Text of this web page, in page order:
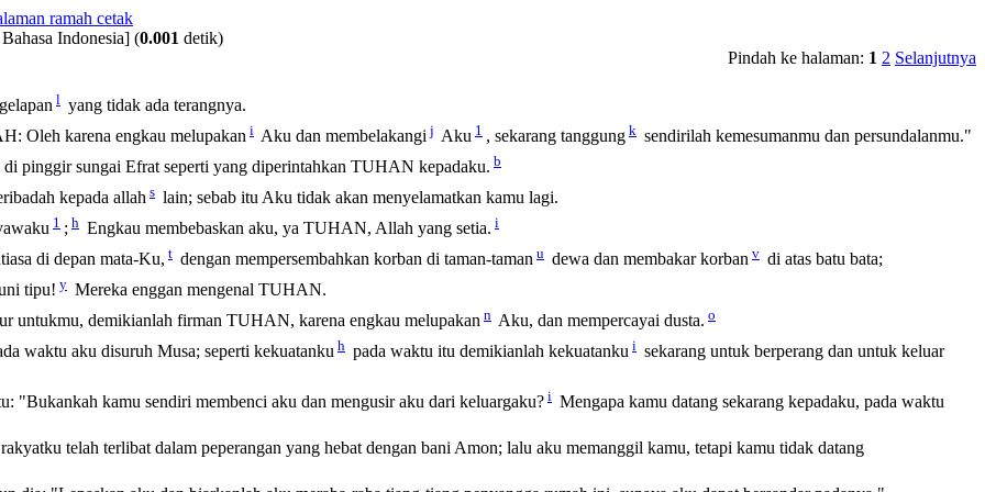
Indonesia] (0.001 detik)
Pindah ke halaman: 1 2 Selanjutnya
l yang tidak ada terangnya.
Oleh karena engkau melupakan i Aku dan membelakangi j Aku 1 , sekarang tanggung k sendirilah kemesumanmu dan persundalanmu."
pinggir sungai Efrat seperti yang diperintahkan TUHAN kepadaku. b
kepada allah s lain; sebab itu Aku tidak akan menyelamatkan kamu lagi.
1 ; h Engkau membebaskan aku, ya TUHAN, Allah yang setia. i
di depan mata-Ku, t dengan mempersembahkan korban di taman-taman u dewa dan membakar korban v di atas batu bata;
tipu! y Mereka enggan mengenal TUHAN.
untukmu, demikianlah firman TUHAN, karena engkau melupakan n Aku, dan mempercayai dusta. o
waktu aku disuruh Musa; seperti kekuatanku h pada waktu itu demikianlah kekuatanku i sekarang untuk berperang dan untuk keluar
"Bukankah kamu sendiri membenci aku dan mengusir aku dari keluargaku? i Mengapa kamu datang sekarang kepadaku, pada waktu
telah terlibat dalam peperangan yang hebat dengan bani Amon; lalu aku memanggil kamu, tetapi kamu tidak datang